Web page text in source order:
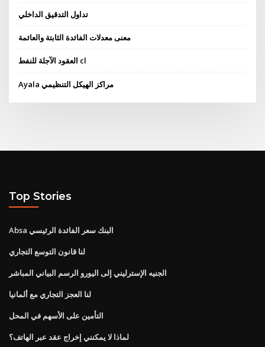
تداول التدقيق الداخلي
معنى معدلات الفائدة الثابتة والعائمة
العقود الآجلة للنفط cl
Ayala مراكز الهيكل التنظيمي
Top Stories
Absa البنك سعر الفائدة الرئيسي
لنا قانون التوسع التجاري
الجنيه الإسترليني إلى اليورو الرسم البياني المباشر
لنا العجز التجاري مع ألمانيا
التأمين على الأسهم في المحل
لماذا لا يمكنني إخراج عقد عبر الهاتف؟